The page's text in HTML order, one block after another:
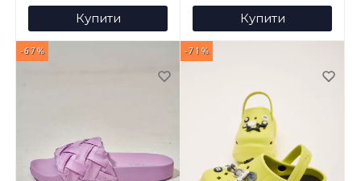
Купити Купити
-67% -71%